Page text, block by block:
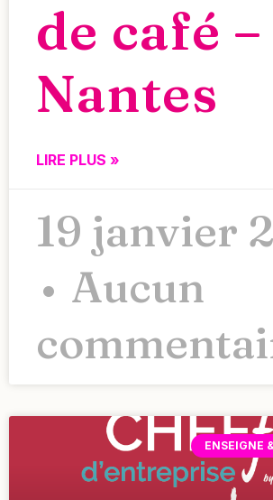
de café –
Nantes
LIRE PLUS »
19 janvier
Aucun
ENSEIGNE